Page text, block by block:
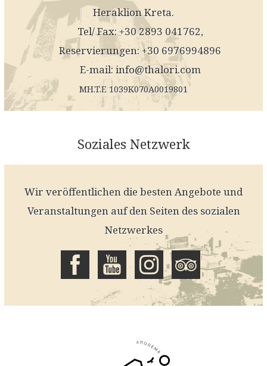
Heraklion Kreta.
Tel/ Fax: +30 2893 041762,
Reservierungen: +30 6976994896
E-mail:info@thalori.com
MH.T.E 1039K070A0019801
Soziales Netzwerk
Wir veröffentlichen die besten Angebote und
Veranstaltungen auf den Seiten des sozialen
Netzwerkes